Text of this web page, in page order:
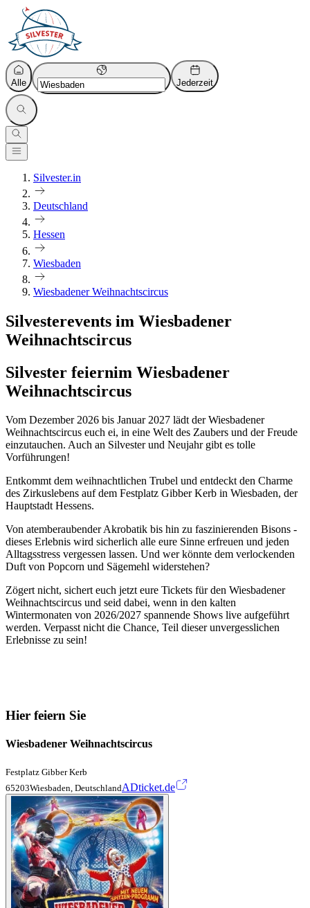
Alle Jederzeit
Silvester.in
Deutschland
Hessen
Wiesbaden
Wiesbadener Weihnachtscircus
Silvesterevents im Wiesbadener
Weihnachtscircus
Silvester feiernim Wiesbadener
Weihnachtscircus
Vom Dezember 2026 bis Januar 2027 lädt der Wiesbadener
Weihnachtscircus euch ei, in eine Welt des Zaubers und der Freude
einzutauchen. Auch an Silvester und Neujahr gibt es tolle
Vorführungen!
Entkommt dem weihnachtlichen Trubel und entdeckt den Charme
des Zirkuslebens auf dem Festplatz Gibber Kerb in Wiesbaden, der
Hauptstadt Hessens.
Von atemberaubender Akrobatik bis hin zu faszinierenden Bisons -
dieses Erlebnis wird sicherlich alle eure Sinne erfreuen und jeden
Alltagsstress vergessen lassen. Und wer könnte dem verlockenden
Duft von Popcorn und Sägemehl widerstehen?
Zögert nicht, sichert euch jetzt eure Tickets für den Wiesbadener
Weihnachtscircus und seid dabei, wenn in den kalten
Wintermonaten von 2026/2027 spannende Shows live aufgeführt
werden. Verpasst nicht die Chance, Teil dieser unvergesslichen
Erlebnisse zu sein!
Hier feiern Sie
Wiesbadener Weihnachtscircus
Festplatz Gibber Kerb
65203Wiesbaden, DeutschlandADticket.de